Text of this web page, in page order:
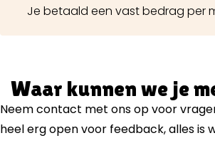
Je betaald een vast bedrag per
Waar kunnen we je
Neem contact met ons op voor
heel erg open voor feedback, alles is